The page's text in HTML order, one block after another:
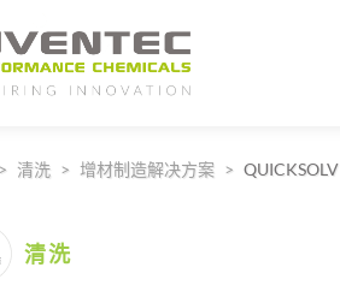
清洗 增材制造解决方案
清洗